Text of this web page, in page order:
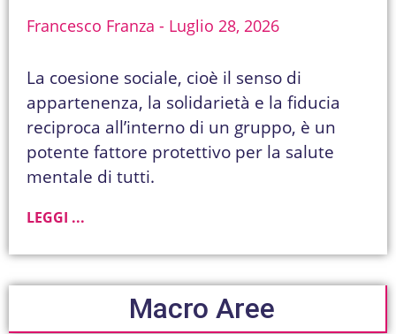
Francesco Franza Luglio 28, 2026
La coesione sociale, cioè il senso di
appartenenza, la solidarietà e la fiducia
reciproca all’interno di un gruppo, è un
potente fattore protettivo per la salute
mentale di tutti.
LEGGI ...
Macro Aree